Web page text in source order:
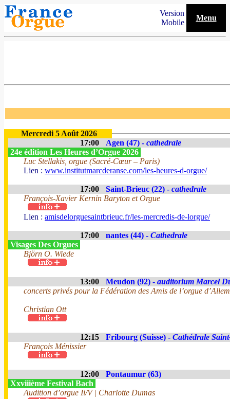
Version
Mobile
Menu
Mercredi 5 Août 2026
17:00
Agen (47) - cathedrale
24e édition Les Heures d’Orgue 2026
Luc Stellakis, orgue (Sacré-Cœur – Paris)
Lien : www.institutmarcderanse.com/les-heures-d-orgue/
17:00 Saint-Brieuc (22) - cathedrale
François-Xavier Kernin Baryton et Orgue
Lien : amisdelorguesaintbrieuc.fr/les-mercredis-de-lorgue/
17:00 nantes (44) - Cathedrale
Visages Des Orgues
Björn O. Wiede
13:00 Meudon (92) - auditorium Marcel
concerts privés pour la Fédération des Amis de l’orgue
Christian Ott
12:15 Fribourg (Suisse) - Cathédrale
François Ménissier
12:00
Pontaumur (63)
Xxviiième Festival Bach
Audition d’orgue Ii/V | Charlotte Dumas